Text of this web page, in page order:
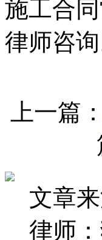
施工合
律师咨询
上一篇：
文章来
律师：